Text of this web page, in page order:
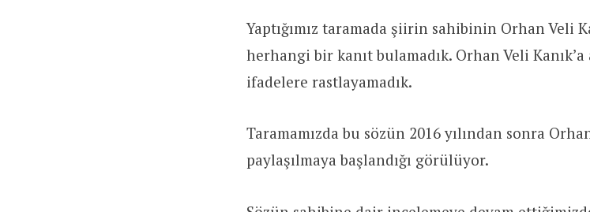
Yaptığımız taramada şiirin sahibinin Orhan Veli
herhangi bir kanıt bulamadık. Orhan Veli
ifadelere rastlayamadık.
Taramamızda bu sözün 2016 yılından sonra
paylaşılmaya başlandığı görülüyor.